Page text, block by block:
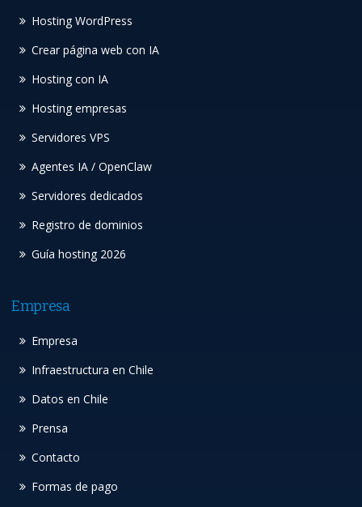
Hosting WordPress
Crear página web con IA
Hosting con IA
Hosting empresas
Servidores VPS
Agentes IA / OpenClaw
Servidores dedicados
Registro de dominios
Guía hosting 2026
Empresa
Empresa
Infraestructura en Chile
Datos en Chile
Prensa
Contacto
Formas de pago